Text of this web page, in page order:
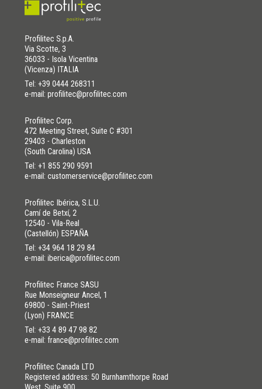
Profilitec S.p.A.
Via Scotte, 3
36033 - Isola Vicentina
(Vicenza) ITALIA
Tel: +39 0444 268311
e-mail: profilitec@profilitec.com
Profilitec Corp.
472 Meeting Street, Suite C #301
29403 - Charleston
(South Carolina) USA
Tel: +1 855 290 9591
e-mail: customerservice@profilitec.com
Profilitec Ibérica, S.L.U.
Camí de Betxí, 2
12540 - Vila-Real
(Castellón) ESPAÑA
Tel: +34 964 18 29 84
e-mail: iberica@profilitec.com
Profilitec France SASU
Rue Monseigneur Ancel, 1
69800 - Saint-Priest
(Lyon) FRANCE
Tel: +33 4 89 47 98 82
e-mail: france@profilitec.com
Profilitec Canada LTD
Registered address: 50 Burnhamthorpe Road
West, Suite 900